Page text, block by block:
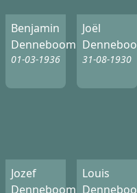
Benjamin
Denneboom
01-03-1936
Joël
31-08-1930
Jozef
Denneboom
Louis